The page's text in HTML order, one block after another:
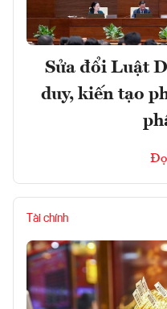
Sửa đổi Luật
duy, kiến tạo
Tài chính